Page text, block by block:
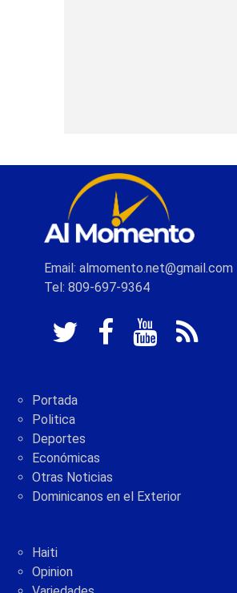
Email: almomento.net@gmail.com
Tel: 809-697-9364
Portada
Politica
Deportes
Económicas
Otras Noticias
Dominicanos en el Exterior
Haiti
Opinion